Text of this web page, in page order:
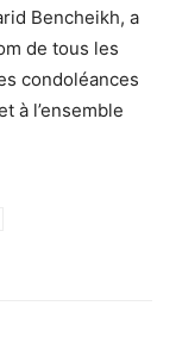
Bencheikh, a
de tous les
condoléances
à l’ensemble